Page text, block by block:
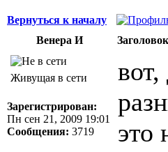
Вернуться к началу
Венера И
Живущая в сети
Зарегистрирован:
Пн сен 21, 2009 19:01
Сообщения: 3719
это